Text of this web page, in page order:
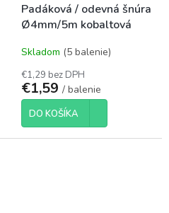
Padáková / odevná šnúra
Ø4mm/5m kobaltová
Skladom (5 balenie)
€1,29 bez DPH
€1,59 / balenie
DO KOŠÍKA